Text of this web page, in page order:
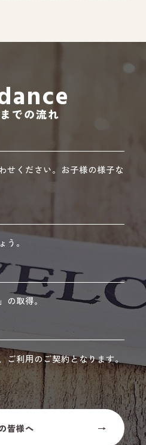
での流れ
せください。お子様の様子な
。
の取得。
利用のご契約となります。
皆様へ